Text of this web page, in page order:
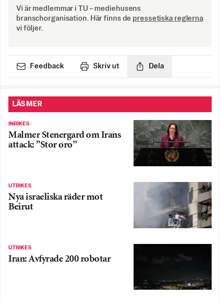
Vi är medlemmar i TU – mediehusens
branschorganisation. Här finns de pressetiska reglerna
vi följer.
Feedback Skriv ut Dela
LÄS MER
INRIKES
Malmer Stenergard om Irans
attack: ”Stor oro”
UTRIKES
Nya israeliska räder mot
Beirut
UTRIKES
Iran: Avfyrade 200 robotar